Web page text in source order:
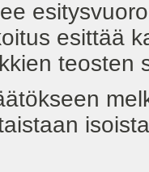
esittää
teosten